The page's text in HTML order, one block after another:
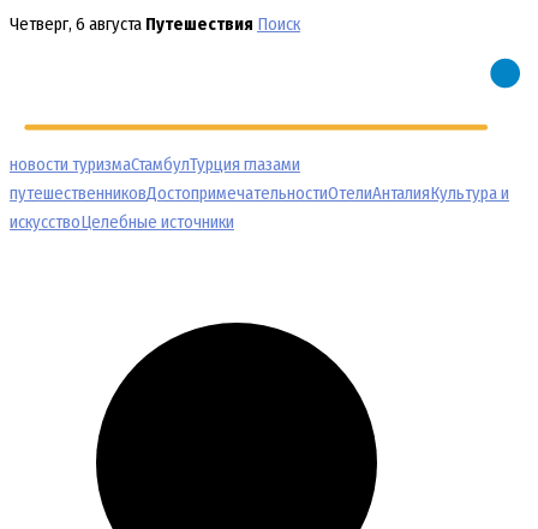
Перейти
Четверг, 6 августа Путешествия Поиск
новости туризмаСтамбулТурция глазами
путешественниковДостопримечательностиОтелиАнталияКультура и
искусствоЦелебные источники